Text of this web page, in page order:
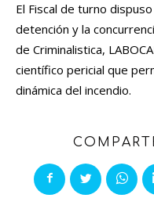
El Fiscal de turno
detención y la
de Criminalistica,
científico pericial que
dinámica del incendio.